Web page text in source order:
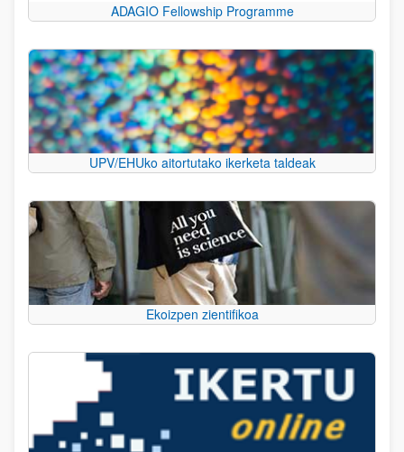
ADAGIO Fellowship Programme
UPV/EHUko aitortutako ikerketa taldeak
Ekoizpen zientifikoa